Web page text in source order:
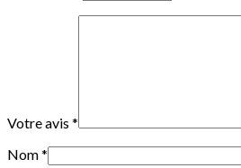
Votre avis *
Nom*